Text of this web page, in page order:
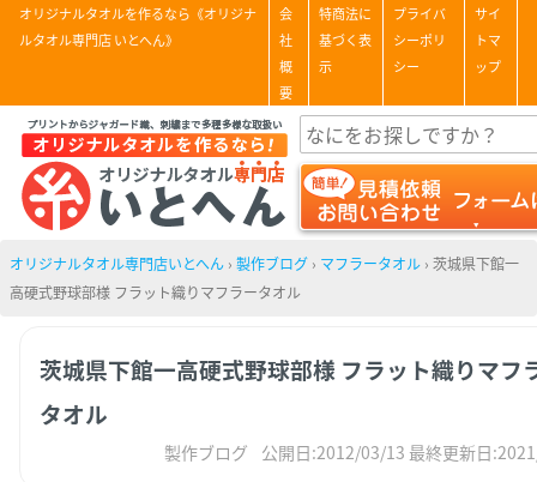
オリジナルタオルを作るなら《オリジナ
ルタオル専門店 いとへん》
会
社
概
要
特商法に
基づく表
示
プライバ
シーポリ
シー
サイ
トマ
ップ
オリジナルタオル専門店いとへん › 製作ブログ › マフラータオル › 茨城県下館一
高硬式野球部様 フラット織りマフラータオル
茨城県下館一高硬式野球部様 フラット織りマフ
タオル
製作ブログ 公開日:2012/03/13 最終更新日